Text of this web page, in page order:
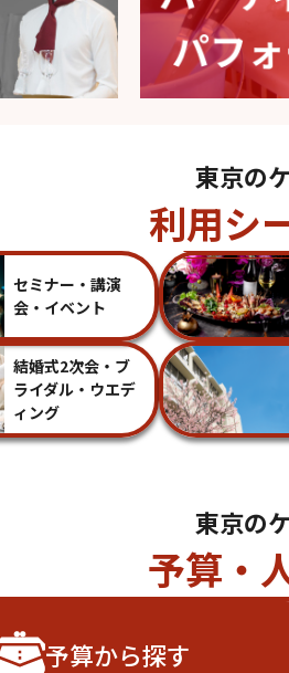
東京の
利用シ
セミナー・講演
会・イベント
結婚式2次会・ブ
ライダル・ウエデ
ィング
東京の
予算・
予算から探す